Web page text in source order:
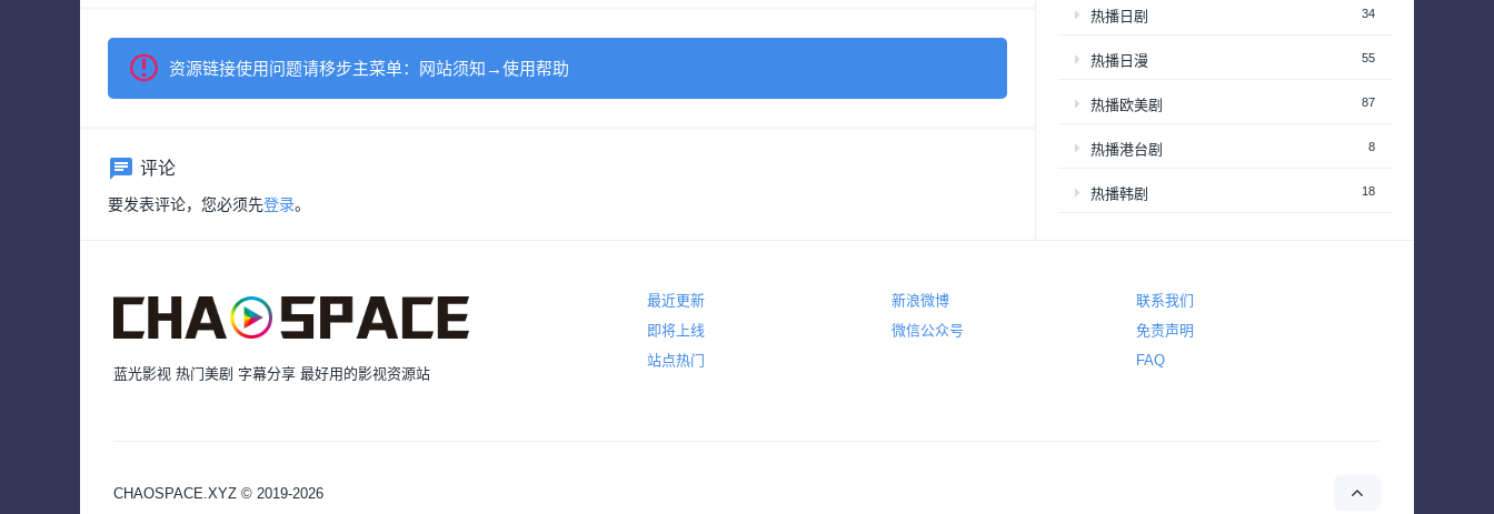
资源链接使用问题请移步主菜单：网站须知→使用帮助
评论
要发表评论，您必须先登录。
热播日剧 34
热播日漫 55
热播欧美剧 87
热播港台剧 8
热播韩剧 18
最近更新
即将上线
站点热门
新浪微博
微信公众号
联系我们
免责声明
FAQ
蓝光影视 热门美剧 字幕分享 最好用的影视资源站
CHAOSPACE.XYZ © 2019-2026